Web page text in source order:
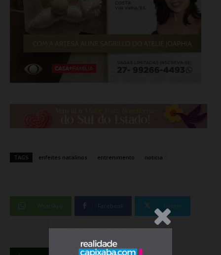
.Anúncio
TAGS enfeites natalinos entrenimento noticia
Facebook Twitter